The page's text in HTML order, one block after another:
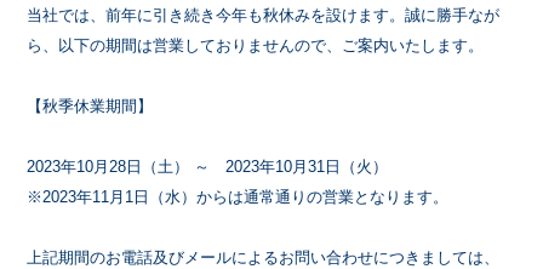
当社では、前年に引き続き今年も秋休みを設けます。誠に勝手なが
ら、以下の期間は営業しておりませんので、ご案内いたします。
【秋季休業期間】
2023年10月28日（土） ～ 2023年10月31日（火）
※2023年11月1日（水）からは通常通りの営業となります。
上記期間のお電話及びメールによるお問い合わせにつきましては、